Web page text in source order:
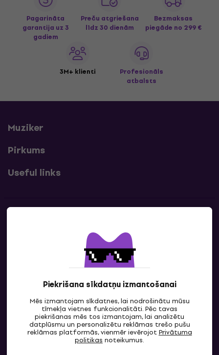
Piekrišana sīkdatņu izmantošanai
Mēs izmantojam sīkdatnes, lai nodrošinātu mūsu
tīmekļa vietnes funkcionalitāti. Pēc tavas
piekrišanas mēs tos izmantojam, lai analizētu
datplūsmu un personalizētu reklāmas trešo pušu
reklāmas platformās, vienmēr ievērojotPrivātuma
politikas noteikumus.
Pagarināta
garantija uz 3
gadiem
Preču atgriešana
līdz 30 dienām
Bezmaksas
piegāde no 299 €
3M+ klienti
Profesionāls
atbalsts
Muziker
Pirkums
Useful links
Sazinies ar mums
LV